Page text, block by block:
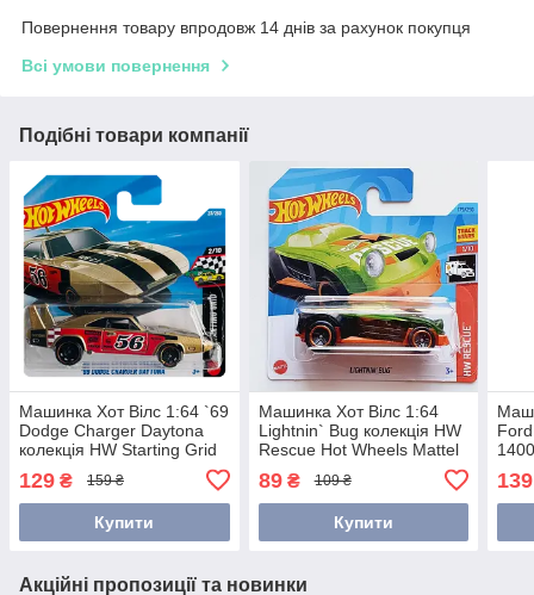
Повернення товару впродовж 14 днів за рахунок покупця
Всі умови повернення
Подібні товари компанії
Машинка Хот Вілс 1:64 `69
Dodge Charger Daytona
колекція HW Starting Grid
Hot Wheels Mattel JJH97
129 ₴ 159 ₴
Купити
Машинка Хот Вілс 1:64
Lightnin` Bug колекція HW
Rescue Hot Wheels Mattel
89₴ 109 ₴
Купити
139
Акційні пропозиції та новинки